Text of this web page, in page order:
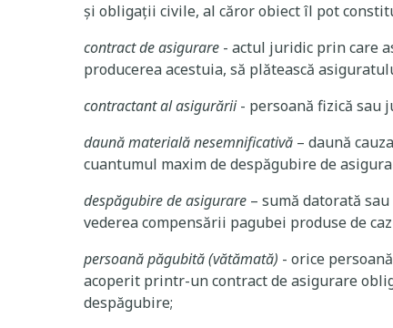
şi obligaţii civile, al căror obiect îl pot
contract de asigurare - actul juridic prin care
producerea acestuia, să plătească
contractant al asigurării- persoană fizică sau
daună materială nesemnificativă – daună
cuantumul maxim de despăgubire de
despăgubire de asigurare – sumă datorată
vederea compensării pagubei produse de
persoană păgubită (vătămată) - orice
acoperit printr-un contract de asigurare
despăgubire;